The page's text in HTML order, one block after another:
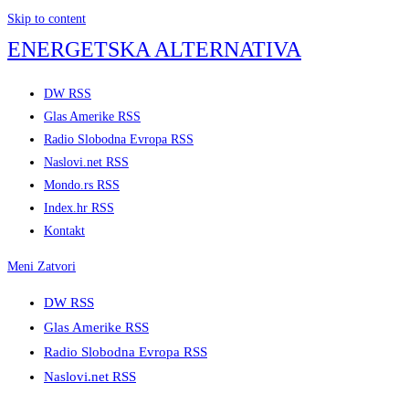
Skip to content
ENERGETSKA ALTERNATIVA
DW RSS
Glas Amerike RSS
Radio Slobodna Evropa RSS
Naslovi.net RSS
Mondo.rs RSS
Index.hr RSS
Kontakt
Meni Zatvori
DW RSS
Glas Amerike RSS
Radio Slobodna Evropa RSS
Naslovi.net RSS